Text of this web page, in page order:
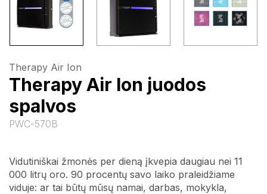
Therapy Air Ion
Therapy Air Ion juodos
spalvos
PWC-570B
Vidutiniškai žmonės per dieną įkvepia daugiau nei 11
000 litrų oro. 90 procentų savo laiko praleidžiame
viduje: ar tai būtų mūsų namai, darbas, mokykla,